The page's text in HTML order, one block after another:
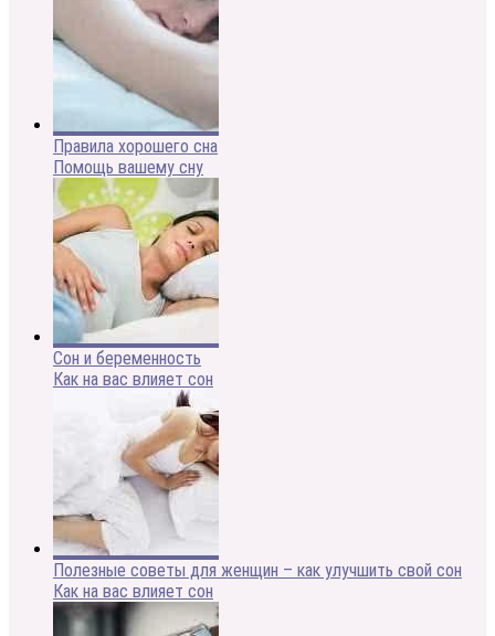
Правила хорошего сна
Помощь вашему сну
Сон и беременность
Как на вас влияет сон
Полезные советы для женщин – как улучшить свой сон
Как на вас влияет сон